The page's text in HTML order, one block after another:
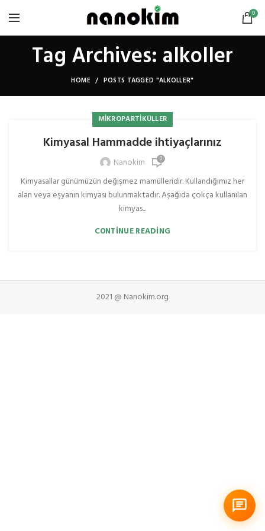
0
Tag Archives: alkoller
HOME POSTS TAGGED "ALKOLLER"
MIKROPARTIKÜLLER
Kimyasal Hammadde ihtiyaçlarınız
Nanokim 0
Kimyasallar günümüzün değişmez mamülleridir. Kullandığımız her
alan veya eşyanın kimyası bulunmaktadır. Aşağıda çokça kullanılan
kimyas...
CONTINUE READING
2021 @ Nanokim.org